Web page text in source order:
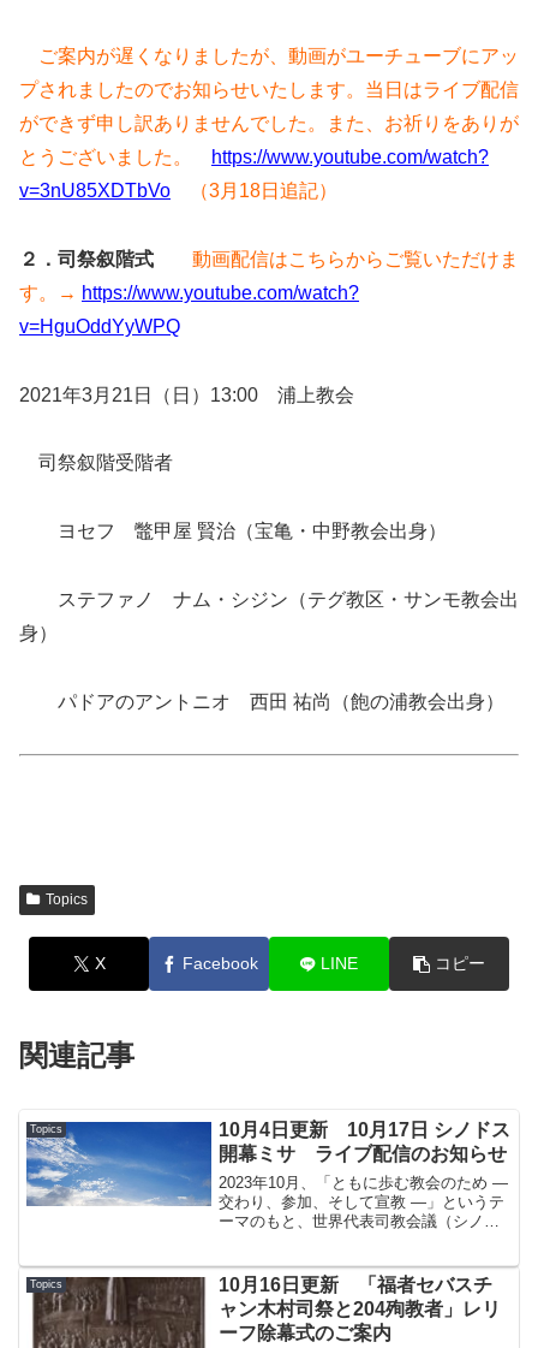
ご案内が遅くなりましたが、動画がユーチューブにアッ
プされましたのでお知らせいたします。当日はライブ配信
ができず申し訳ありませんでした。また、お祈りをありが
とうございました。
https://www.youtube.com/watch?
v=3nU85XDTbVo
（3月18日追記）
２．司祭叙階式
動画配信はこちらからご覧いただけま
す。→ https://www.youtube.com/watch?
v=HguOddYyWPQ
2021年3月21日（日）13:00 浦上教会
司祭叙階受階者
ヨセフ 鼈甲屋 賢治（宝亀・中野教会出身）
ステファノ ナム・シジン（テグ教区・サンモ教会出
身）
パドアのアントニオ 西田 祐尚（飽の浦教会出身）
Topics
X Facebook LINE コピー
関連記事
Topics
10月4日更新 10月17日 シノドス
開幕ミサ ライブ配信のお知らせ
2023年10月、「ともに歩む教会のため ―
交わり、参加、そして宣教 ―」というテ
ーマのもと、世界代表司教会議（シノド
は、今年2021年10月から始まります。
ローマ...
Topics
10月16日更新 「福者セバスチ
ャン木村司祭と204殉教者」レリ
ーフ除幕式のご案内